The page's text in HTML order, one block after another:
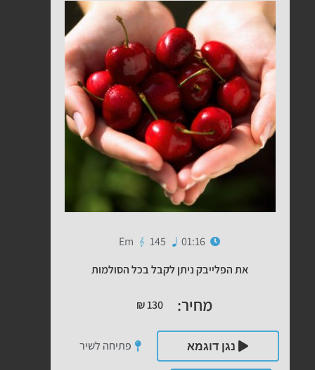
01:16
145
Em
את הפלייבק ניתן לקבל בכל הסולמות
מחיר: ₪130
נגן דוגמא פתיחה לשיר